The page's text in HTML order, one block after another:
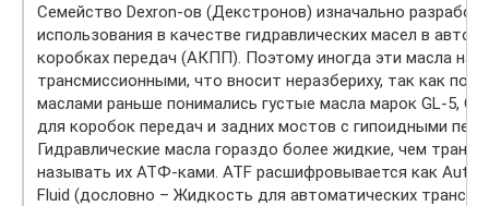
Семейство Dexron-ов (Декстронов) изначально
использования в качестве гидравлических масел в
коробках передач (АКПП). Поэтому иногда эти масла
трансмиссионными, что вносит неразбериху, так как под
маслами раньше понимались густые масла марок GL-5,
для коробок передач и задних мостов с гипоидными
Гидравлические масла гораздо более жидкие, чем
называть их АТФ-ками. ATF расшифровывается как
Fluid (дословно – Жидкость для автоматических